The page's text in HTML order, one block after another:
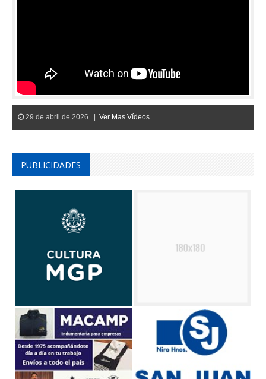
29 de abril de 2026 | Ver Mas Vídeos
PUBLICIDADES